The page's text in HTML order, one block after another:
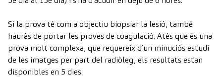
Si la prova té com a objectiu biopsiar la lesió, també
hauràs de portar les proves de coagulació. Atès que és una
prova molt complexa, que requereix d’un minuciós estudi
de les imatges per part del radiòleg, els resultats estan
disponibles en 5 dies.